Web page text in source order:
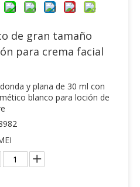
de gran tamaño
para crema facial
y plana de 30 ml con
blanco para loción de